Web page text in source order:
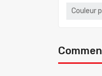
Couleur